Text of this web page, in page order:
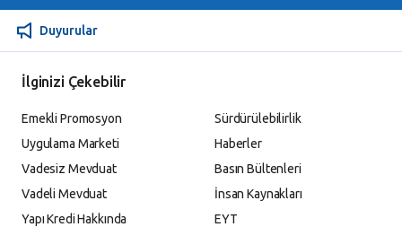
Duyurular
İlginizi Çekebilir
Emekli Promosyon
Uygulama Marketi
Vadesiz Mevduat
Vadeli Mevduat
Yapı Kredi Hakkında
Sürdürülebilirlik
Haberler
Basın Bültenleri
İnsan Kaynakları
EYT